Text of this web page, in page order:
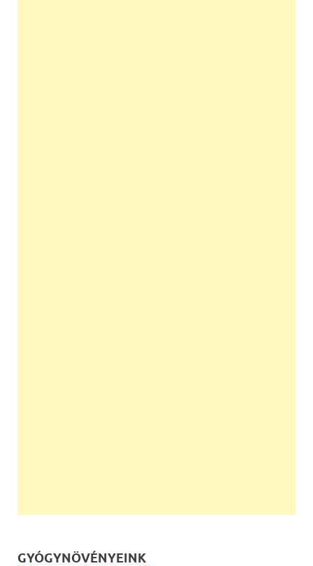
GYÓGYNÖVÉNYEINK